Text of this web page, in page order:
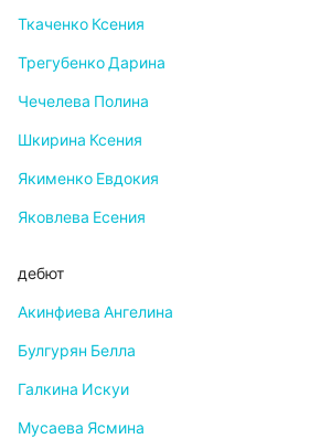
Ткаченко Ксения
Трегубенко Дарина
Чечелева Полина
Шкирина Ксения
Якименко Евдокия
Яковлева Есения
дебют
Акинфиева Ангелина
Булгурян Белла
Галкина Искуи
Мусаева Ясмина